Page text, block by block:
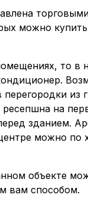
можно
то в
из
ресепшна на
зданием.
можно по
объекте
вам способом.